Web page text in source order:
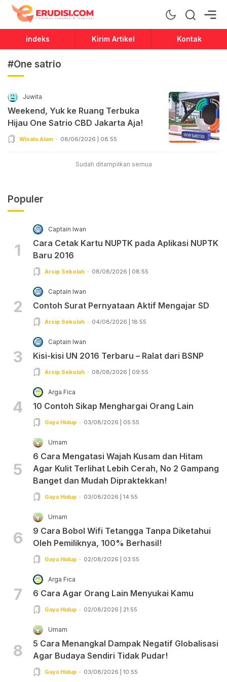
Erudisi
Temukan Jawaban dan Inspirasi
indeks Kirim Artikel Kontak
#One satrio
Juwita
Weekend, Yuk ke Ruang Terbuka
Hijau One Satrio CBD Jakarta Aja!
Wisata Alam 08/06/2026 | 08:55
Sudah ditampilkan semua
Populer
1
Captain Iwan
Cara Cetak Kartu NUPTK pada Aplikasi NUPTK
Baru 2016
Arsip Sekolah 08/08/2026 | 08:55
2
Captain Iwan
Contoh Surat Pernyataan Aktif Mengajar SD
Arsip Sekolah 04/08/2026 | 18:55
3
Captain Iwan
Kisi-kisi UN 2016 Terbaru – Ralat dari BSNP
Arsip Sekolah 08/08/2026 | 09:55
4
Arga Fica
10 Contoh Sikap Menghargai Orang Lain
Gaya Hidup 03/08/2026 | 05:55
5
Umam
6 Cara Mengatasi Wajah Kusam dan Hitam
Agar Kulit Terlihat Lebih Cerah, No 2 Gampang
Banget dan Mudah Dipraktekkan!
Gaya Hidup 03/08/2026 | 14:55
6
Umam
9 Cara Bobol Wifi Tetangga Tanpa Diketahui
Oleh Pemiliknya, 100% Berhasil!
Gaya Hidup 02/08/2026 | 03:55
7
Arga Fica
6 Cara Agar Orang Lain Menyukai Kamu
Gaya Hidup 02/08/2026 | 21:55
8
Umam
5 Cara Menangkal Dampak Negatif Globalisasi
Agar Budaya Sendiri Tidak Pudar!
Gaya Hidup 03/08/2026 | 10:55